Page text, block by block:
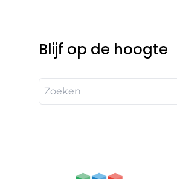
Blijf op de hoogte